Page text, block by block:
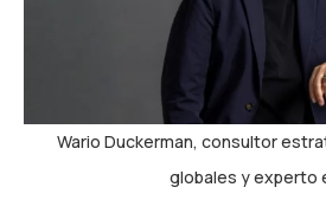
Wario Duckerman, consultor
globales y experto